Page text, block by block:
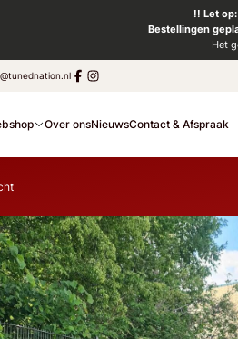
!! Let
Bestellingen
Het
Over onsNieuwsContact & Afspraak